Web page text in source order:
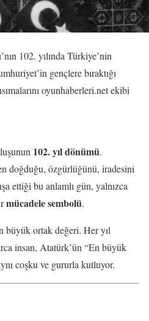
102. yılında Türkiye’nin
gençlere bıraktığı
oyunhaberleri.net ekibi
102. yıl dönümü.
doğduğu, özgürlüğünü, iradesini
ettiği bu anlamlı gün, yalnızca
mücadele sembolü.
ortak değeri. Her yıl
insan, Atatürk’ün “En büyük
coşku ve gururla kutluyor.